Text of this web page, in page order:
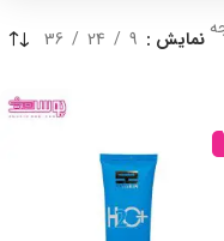
نمایش 9
24
36